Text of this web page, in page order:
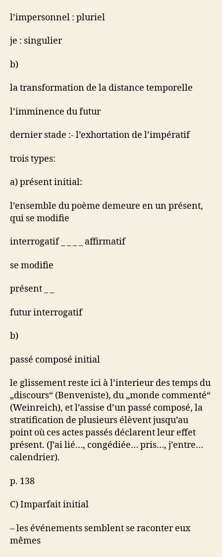
l’impersonnel : pluriel
je : singulier
b)
la transformation de la distance temporelle
l’imminence du futur
dernier stade :- l’exhortation de l’impératif
trois types:
a) présent initial:
l’ensemble du poème demeure en un présent,
qui se modifie
interrogatif _ _ _ _ affirmatif
se modifie
présent _ _
futur interrogatif
b)
passé composé initial
le glissement reste ici à l’interieur des temps du
„discours“ (Benveniste), du „monde commenté“
(Weinreich), et l’assise d’un passé composé, la
stratification de plusieurs élèvent jusqu’au
point où ces actes passés déclarent leur effet
présent. (J’ai lié…, congédiée… pris…, j’entre…
calendrier).
p. 138
C) Imparfait initial
– les événements semblent se raconter eux
mêmes